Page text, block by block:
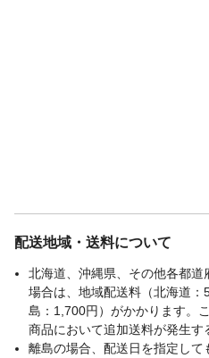
配送地域・送料について
北海道、沖縄県、その他各都
場合は、地域配送料（北海道
島：1,700円）がかかります。
商品において追加送料が発生す
離島の場合、配送日を指定し